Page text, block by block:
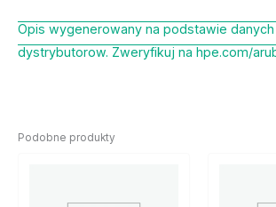
Opis wygenerowany na podstawie danych
dystrybutorow. Zweryfikuj na hpe.com/
Podobne produkty